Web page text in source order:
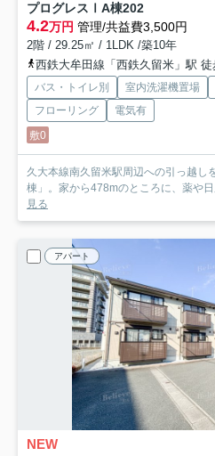
プログレスⅠA棟202
4.2万円 管理/共益費3,500円
2階 / 29.25㎡ / 1LDK /築10年
西鉄大牟田線「西鉄久留米」駅 徒
バス・トイレ別 室内洗濯機置場
フローリング
電気有
敷0
久大本線南久留米駅周辺への引っ越
棟」。家から478mのところに、薬や
見る
アパート
NEW